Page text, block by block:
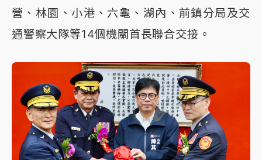
營、林園、小港、六龜、湖內、前鎮分局及交
通警察大隊等14個機關首長聯合交接。